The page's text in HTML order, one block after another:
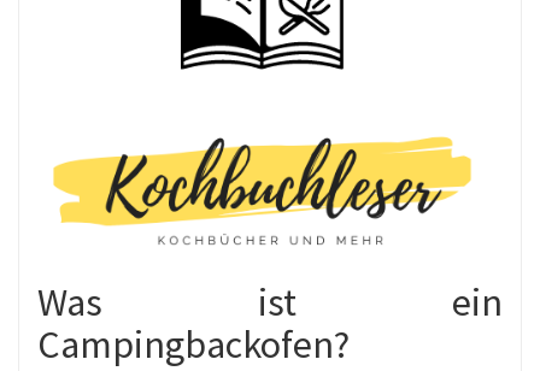
Was ist ein
Campingbackofen?